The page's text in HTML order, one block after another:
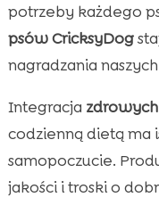
potrzeby każdego
psów CricksyDog
nagradzania
Integracja
codzienną dietą ma
samopoczucie.
jakości i troski o